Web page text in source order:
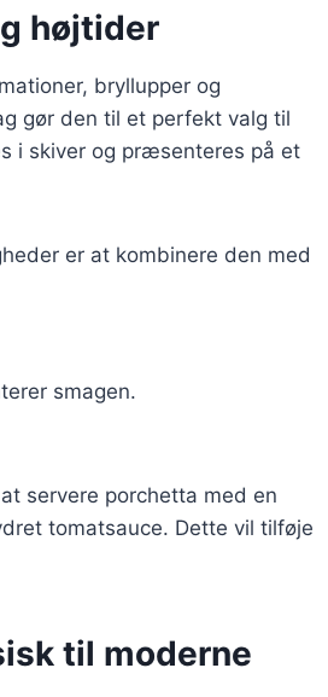
højtider
bryllupper og
gør den til et perfekt valg til
i skiver og præsenteres på et
er at kombinere den med
smagen.
servere porchetta med en
tomatsauce. Dette vil tilføje
til moderne